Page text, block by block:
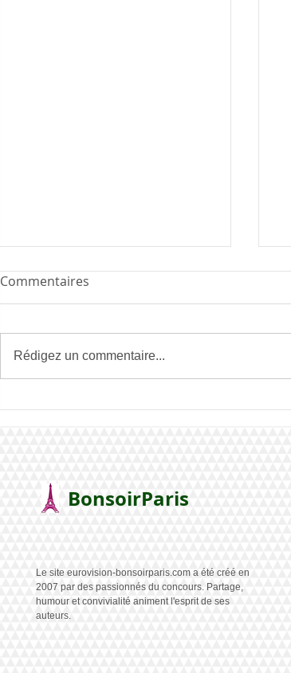
Commentaires
Rédigez un commentaire...
BonsoirParis
Le site eurovision-bonsoirparis.com a été créé en
2007 par des passionnés du concours. Partage,
humour et convivialité animent l'esprit de ses
auteurs.